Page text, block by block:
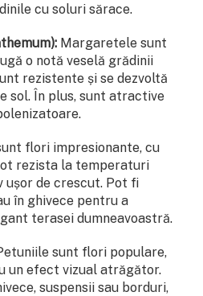
cu soluri sărace.
Margaretele sunt
o notă veselă grădinii
rezistente și se dezvoltă
sol. În plus, sunt atractive
flori impresionante, cu
rezista la temperaturi
de crescut. Pot fi
în ghivece pentru a
terasei dumneavoastră.
sunt flori populare,
un efect vizual atrăgător.
suspensii sau borduri,